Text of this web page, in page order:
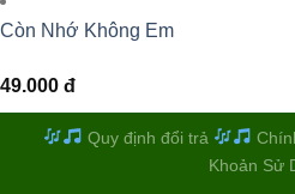
Còn Nhớ Không Em
49.000 đ
Quy định đổi trả
Khoản Sử